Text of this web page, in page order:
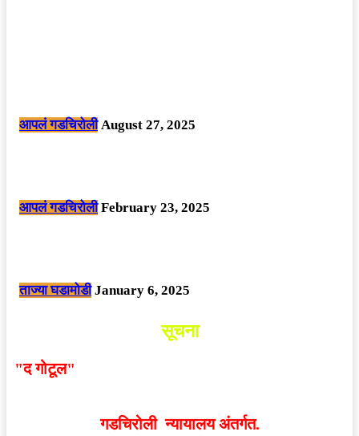
आपलं गडचिरोली August 27, 2025
आपलं गडचिरोली February 23, 2025
ताज्या घडामोडी January 6, 2025
सूचना
"द गोटूल"
गडचिरोली न्यायालय अंतर्गत.